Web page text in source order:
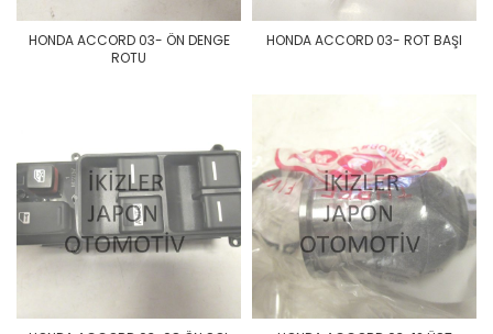
HONDA ACCORD 03- ÖN DENGE
ROTU
HONDA ACCORD 03- ROT BAŞI